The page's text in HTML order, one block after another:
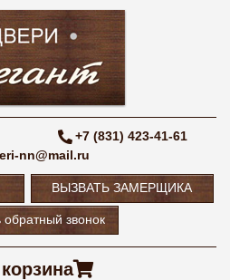
+7 (831) 423-41-61
nn@mail.ru
ВЫЗВАТЬ ЗАМЕРЩИКА
обратный звонок